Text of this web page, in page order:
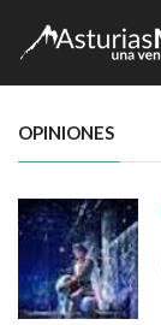
OPINIONES